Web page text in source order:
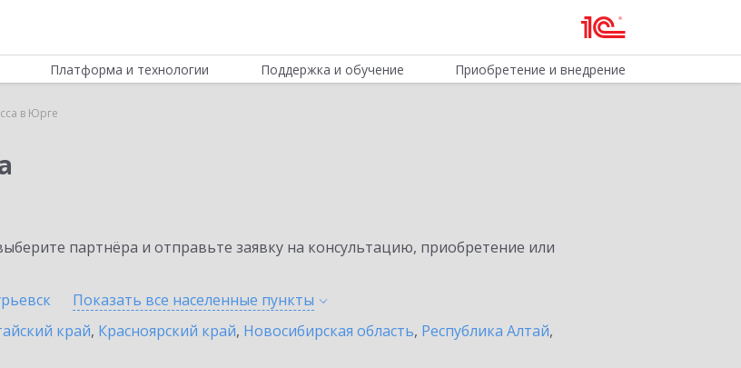
Платформа и технологии Поддержка и обучение Приобретение и внедрение
в Юрге
партнёра и отправьте заявку на консультацию, приобретение или
Показать все населенные пункты
край, Красноярский край, Новосибирская область, Республика Алтай,